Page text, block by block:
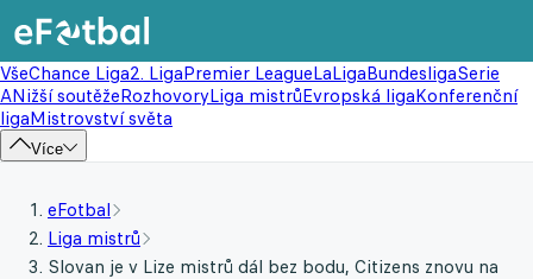
VšeChance Liga2. LigaPremier LeagueLaLigaBundesligaSerie
ANižší soutěžeRozhovoryLiga mistrůEvropská ligaKonferenční
ligaMistrovství světa
Více
eFotbal
Liga mistrů
Slovan je v Lize mistrů dál bez bodu, Citizens znovu na